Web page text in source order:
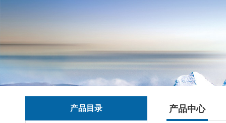
产品目录 产品中心